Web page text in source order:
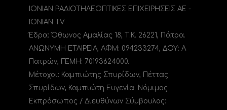
ΙΟΝΙΑΝ ΡΑΔΙΟΤΗΛΕΟΠΤΙΚΕΣ ΕΠΙΧΕΙΡΗΣΕΙΣ ΑΕ -
IONIAN TV
Έδρα: Όθωνος Αμαλίας 18, Τ.Κ. 26221, Πάτρα.
ΑΝΩΝΥΜΗ ΕΤΑΙΡΕΙΑ, ΑΦΜ: 094233274, ΔΟΥ: A
Πατρών, ΓΕΜΗ: 70193624000.
Μέτοχοι: Καμπιώτης Σπυρίδων, Πέττας
Σπυρίδων, Καμπιώτη Ευγενία. Νόμιμος
Εκπρόσωπος / Διευθύνων Σύμβουλος: